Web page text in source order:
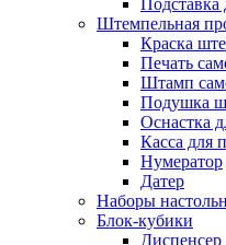
Штемпельная
Краска
Печать
Штамп
Подушка
Оснастка
Касса для
Нумератор
Датер
Наборы
Блок-кубики
Диспенсер